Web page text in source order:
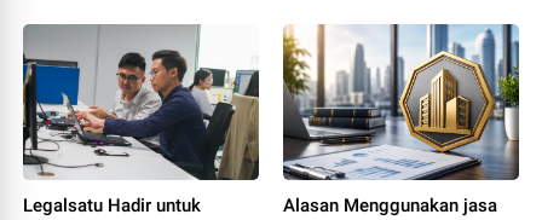
Legalsatu Hadir untuk
Alasan Menggunakan jasa